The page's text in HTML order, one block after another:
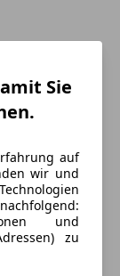
Sie
auf
wir und
und
zu